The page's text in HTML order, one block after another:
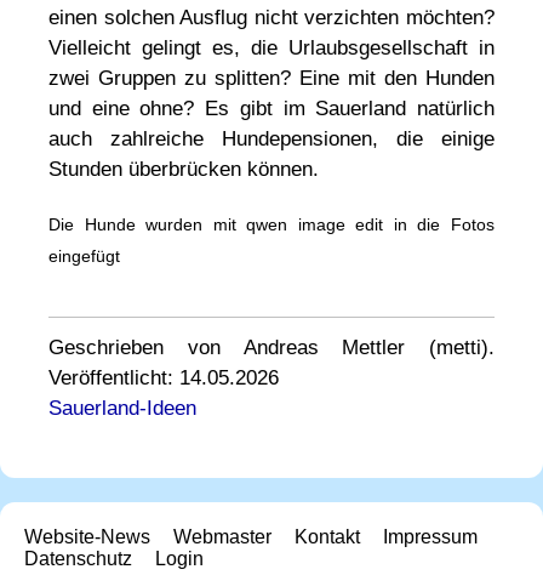
einen solchen Ausflug nicht verzichten möchten?
Vielleicht gelingt es, die Urlaubsgesellschaft in
zwei Gruppen zu splitten? Eine mit den Hunden
und eine ohne? Es gibt im Sauerland natürlich
auch zahlreiche Hundepensionen, die einige
Stunden überbrücken können.
Die Hunde wurden mit qwen image edit in die Fotos
eingefügt
Geschrieben von Andreas Mettler (metti).
Veröffentlicht: 14.05.2026
Sauerland-Ideen
Website-News Webmaster Kontakt
Impressum
Datenschutz
Login